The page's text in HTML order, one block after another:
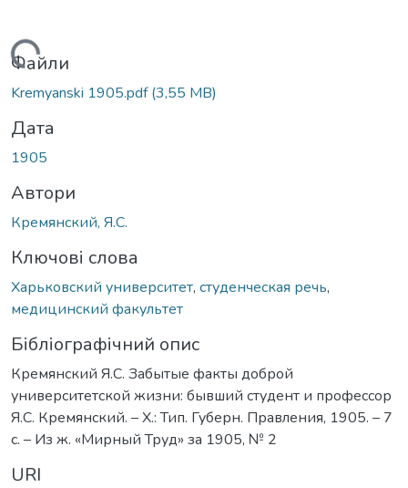
Вантажиться...
Файли
Kremyanski 1905.pdf(3,55 MB)
Дата
1905
Автори
Кремянский, Я.С.
Ключові слова
Харьковский университет, студенческая речь,
медицинский факультет
Бібліографічний опис
Кремянский Я.С. Забытые факты доброй
университетской жизни: бывший студент и профессор
Я.С. Кремянский. – Х.: Тип. Губерн. Правления, 1905. – 7
с. – Из ж. «Мирный Труд» за 1905, № 2
URI